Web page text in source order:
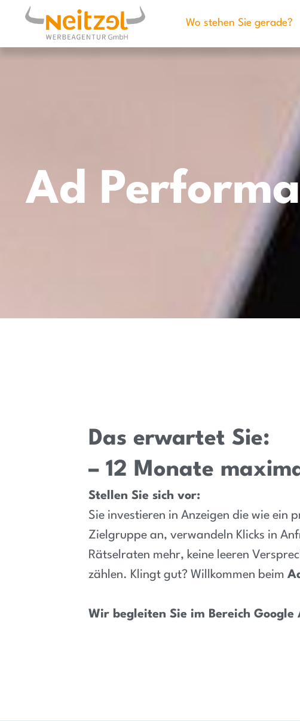
Wo stehen Sie gerade?
Ad
Das erwartet Sie:
– 12 Monate
Stellen Sie sich vor:
Sie investieren in Anzeigen die wie ein
Zielgruppe an, verwandeln Klicks in
Rätselraten mehr, keine leeren
zählen. Klingt gut? Willkommen beim
Wir begleiten Sie im Bereich